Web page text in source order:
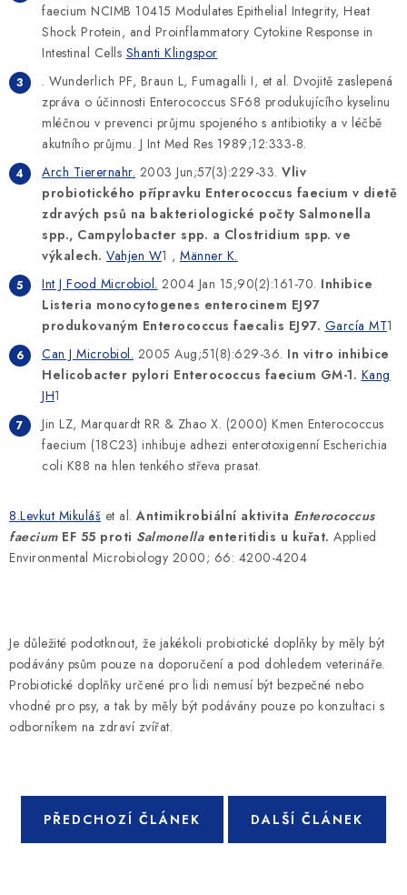
faecium NCIMB 10415 Modulates Epithelial Integrity, Heat
Shock Protein, and Proinflammatory Cytokine Response in
Intestinal Cells Shanti Klingspor
. Wunderlich PF, Braun L, Fumagalli I, et al. Dvojitě zaslepená
zpráva o účinnosti Enterococcus SF68 produkujícího kyselinu
mléčnou v prevenci průjmu spojeného s antibiotiky a v léčbě
akutního průjmu. J Int Med Res 1989;12:333-8.
Arch Tierernahr. 2003 Jun;57(3):229-33. Vliv
probiotického přípravku Enterococcus faecium v dietě
zdravých psů na bakteriologické počty Salmonella
spp., Campylobacter spp. a Clostridium spp. ve
výkalech. Vahjen W1 , Männer K.
Int J Food Microbiol. 2004 Jan 15;90(2):161-70. Inhibice
Listeria monocytogenes enterocinem EJ97
produkovaným Enterococcus faecalis EJ97. García MT1
Can J Microbiol. 2005 Aug;51(8):629-36. In vitro inhibice
Helicobacter pylori Enterococcus faecium GM-1. Kang
JH1
Jin LZ, Marquardt RR & Zhao X. (2000) Kmen Enterococcus
faecium (18C23) inhibuje adhezi enterotoxigenní Escherichia
coli K88 na hlen tenkého střeva prasat.
8.Levkut Mikuláš et al.Antimikrobiální aktivita Enterococcus
faecium EF 55 proti Salmonella enteritidis u kuřat. Applied
Environmental Microbiology 2000; 66: 4200-4204
Je důležité podotknout, že jakékoli probiotické doplňky by měly být
podávány psům pouze na doporučení a pod dohledem veterináře.
Probiotické doplňky určené pro lidi nemusí být bezpečné nebo
vhodné pro psy, a tak by měly být podávány pouze po konzultaci s
odborníkem na zdraví zvířat.
PŘEDCHOZÍ ČLÁNEK DALŠÍ ČLÁNEK